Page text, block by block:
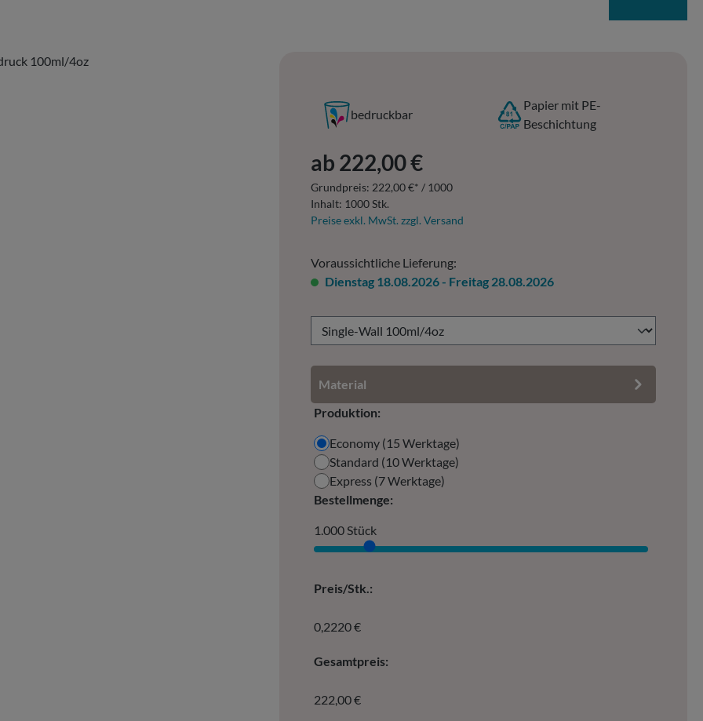
bedruckbar
Papier mit PE-
Beschichtung
Regulärer Preis:
ab 222,00 €
Grundpreis: 222,00 €* / 1000
Inhalt: 1000 Stk.
Preise exkl. MwSt. zzgl. Versand
Voraussichtliche Lieferung:
Dienstag 18.08.2026 - Freitag 28.08.2026
Material
Produktion:
Economy (15 Werktage)
Standard (10 Werktage)
Express (7 Werktage)
Bestellmenge:
1.000 Stück
Preis/Stk.:
0,2220 €
Gesamtpreis:
222,00 €